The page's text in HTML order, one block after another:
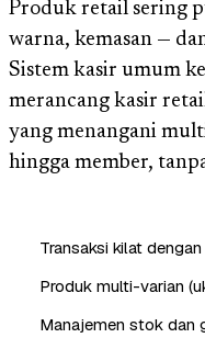
Produk retail sering
warna, kemasan —
Sistem kasir umum
merancang kasir
yang menangani
hingga member,
Transaksi kilat
Produk multi-varian
Manajemen stok dan